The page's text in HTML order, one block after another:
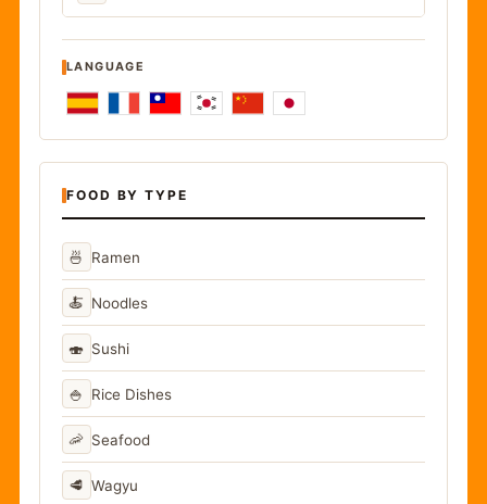
LANGUAGE
FOOD BY TYPE
🍜 Ramen
🍝 Noodles
🍣 Sushi
🍚 Rice Dishes
🦐 Seafood
🥩 Wagyu